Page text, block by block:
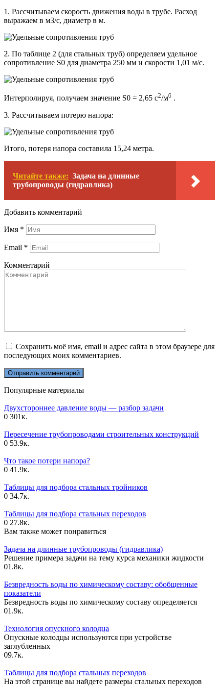
1. Рассчитываем скорость движения воды в трубе. Расход
выражаем в м3/с, диаметр в м.
2. По таблице 2 (для стальных труб) определяем удельное
сопротивление S0 для диаметра 250 мм и скорости 1,01 м/с.
Интерполируя, получаем значение S0 = 2,65 с2/м6 .
3. Рассчитываем потерю напора:
Итого, потеря напора составила 15,24 метра.
Читайте также: Задача на длинные
трубопроводы (гидравлика)
Добавить комментарий
Имя *
Email *
Комментарий
Сохранить моё имя, email и адрес сайта в этом браузере для
последующих моих комментариев.
Популярные материалы
Двухстороннее давление воды — разбор задачи
0 301к.
Пересечение трубопроводами строительных конструкций
0 53.9к.
Что такое потери напора?
0 41.9к.
Таблицы для подбора стальных тройников
0 34.7к.
Таблицы для подбора стальных переходов
0 27.8к.
Вам также может понравиться
Задача на длинные трубопроводы (гидравлика)
Решение примера задачи на тему курса механики жидкости
01.8к.
Безвредность воды по химическому составу: обобщенные
показатели
Безвредность воды по химическому составу определяется
01.9к.
Технология опускного колодца
Опускные колодцы используются при устройстве
заглубленных
09.7к.
Таблицы для подбора стальных переходов
На этой странице вы найдете размеры стальных переходов